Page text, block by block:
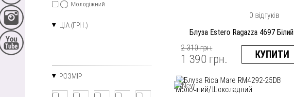
Молодіжний
ЦІА (ГРН.)
РОЗМІР
0 відгуків
Блуза Estero Ragazza 4697 Білий
2 310 грн.
1 390 грн. КУПИТИ